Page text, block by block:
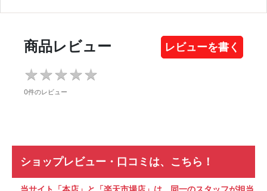
商品レビュー レビューを書く
★ ★ ★ ★ ★
★ ★ ★ ★ ★
0件のレビュー
ショップレビュー・口コミは、こちら！